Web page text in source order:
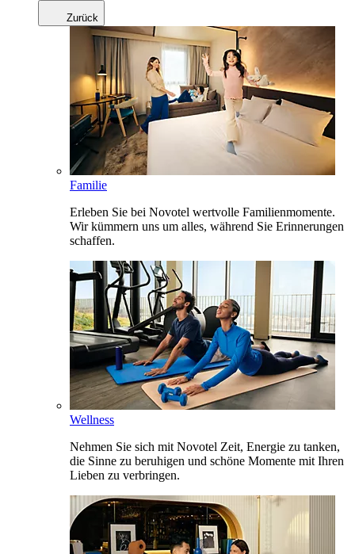
Zurück
Familie
Erleben Sie bei Novotel wertvolle Familienmomente.
Wir kümmern uns um alles, während Sie Erinnerungen
schaffen.
Wellness
Nehmen Sie sich mit Novotel Zeit, Energie zu tanken,
die Sinne zu beruhigen und schöne Momente mit Ihren
Lieben zu verbringen.